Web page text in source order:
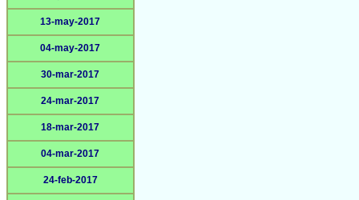
13-may-2017
04-may-2017
30-mar-2017
24-mar-2017
18-mar-2017
04-mar-2017
24-feb-2017